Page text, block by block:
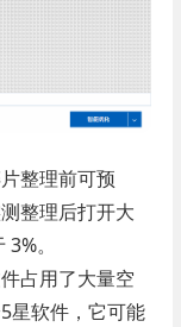
整理前可预
整理后打开大
。
占用了大量空
星软件，它可能